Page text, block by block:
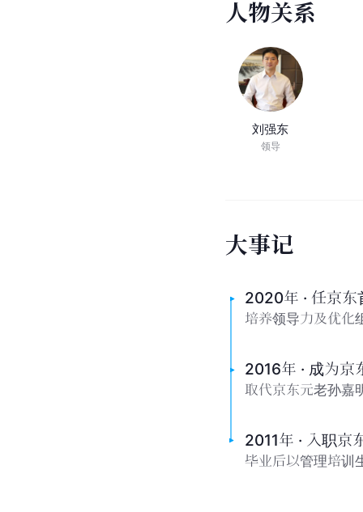
人物关系
刘强东
领导
大事记
2020年 · 任京
培养领导力及优化
2016年 · 成为京
取代京东元老孙嘉
2011年 · 入职京
毕业后以管理培训